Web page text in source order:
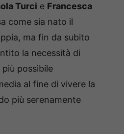
Turci e Francesca
come sia nato il
ma fin da subito
la necessità di
possibile
al fine di vivere la
più serenamente